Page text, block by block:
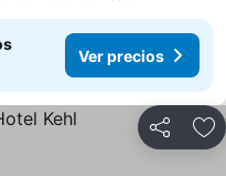
Ver precios
Compartir